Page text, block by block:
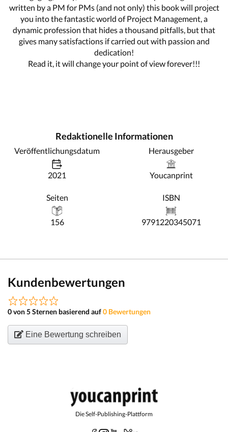
written by a PM for PMs (and not only) this book will project
you into the fantastic world of Project Management, a
dynamic profession that hides a thousand pitfalls, but that
gives many satisfactions if carried out with passion and
dedication!
Read it, it will change your point of view forever!!!
Redaktionelle Informationen
Veröffentlichungsdatum
2021
Herausgeber
Youcanprint
Seiten
156
ISBN
9791220345071
Kundenbewertungen
0 von 5 Sternen basierend auf0 Bewertungen
Eine Bewertung schreiben
Die Self-Publishing-Plattform